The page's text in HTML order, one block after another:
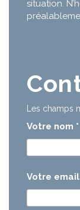
situation.
Les champs
Votre nom *
Votre email